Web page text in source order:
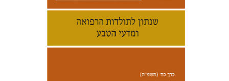
הנחת אתר ספר מודפס
$42
$38